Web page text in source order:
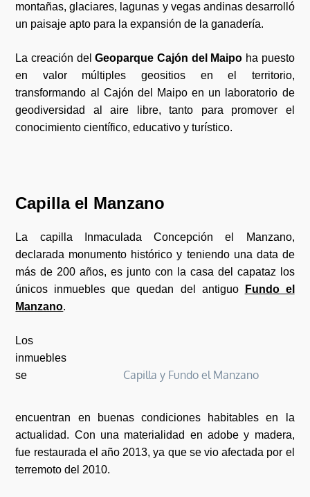
montañas, glaciares, lagunas y vegas andinas desarrolló
un paisaje apto para la expansión de la ganadería.
La creación delGeoparque Cajón del Maipo ha puesto
en valor múltiples geositios en el territorio,
transformando al Cajón del Maipo en un laboratorio de
geodiversidad al aire libre, tanto para promover el
conocimiento científico, educativo y turístico.
Capilla el Manzano
La capilla Inmaculada Concepción el Manzano,
declarada monumento histórico y teniendo una data de
más de 200 años, es junto con la casa del capataz los
únicos inmuebles que quedan del antiguo
Fundo el
Manzano.
Capilla y Fundo el Manzano
Los
inmuebles
se
encuentran en buenas condiciones habitables en la
actualidad. Con una materialidad en adobe y madera,
fue restaurada el año 2013, ya que se vio afectada por el
terremoto del 2010.